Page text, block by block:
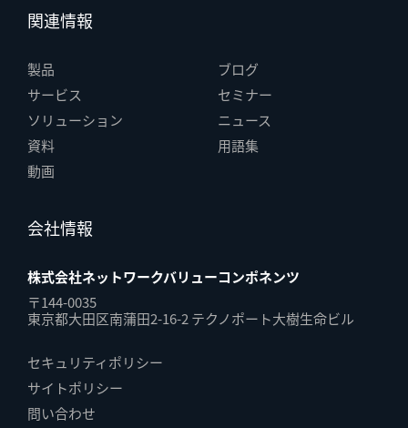
関連情報
製品
サービス
ソリューション
資料
動画
ブログ
セミナー
ニュース
用語集
会社情報
株式会社ネットワークバリューコンポネンツ
〒144-0035
東京都大田区南蒲田2-16-2 テクノポート大樹生命ビル
セキュリティポリシー
サイトポリシー
問い合わせ